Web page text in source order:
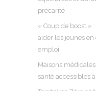
précarité
« Coup de boost »
aider les jeunes
emploi
Maisons
santé accessibles